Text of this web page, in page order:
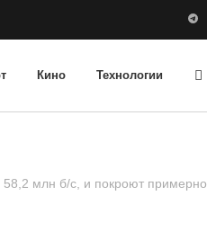
Кино Технологии
58,2 млн б/с, и покроют примерно